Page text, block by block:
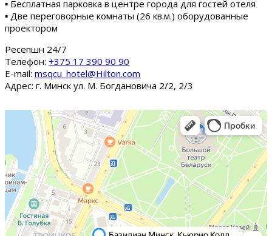
▪ Бесплатная парковка в центре города для гостей отеля
▪ Две переговорные комнаты (26 кв.м.) оборудованные
проектором
Ресепшн 24/7
Tелефон: +375 17 390 90 90
E-mail: msqcu_hotel@Hilton.com
Адрес: г. Минск ул. М. Богдановича 2/2, 2/3